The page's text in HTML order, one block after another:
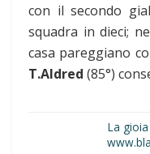
con il secondo
squadra in dieci;
casa pareggiano
T.Aldred (85°)
La